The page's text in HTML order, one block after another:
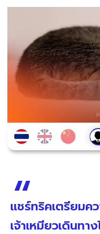
แชร์ทริคเตรียมค
เจ้าเหมียวเดินท